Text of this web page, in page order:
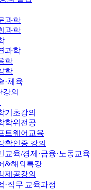
과학
과학
과학
학
학
·체육
강의
기초강의
학위전공
트웨어교육
확인증 강의
교육/경제·금융·노동교육
&해외특강
제공강의
·직무 교육과정